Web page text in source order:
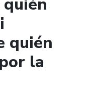
quién
la